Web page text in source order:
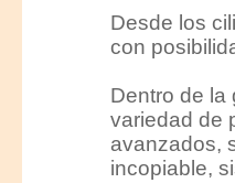
Desde los
con
Dentro de la
variedad de
avanzados,
incopiable,